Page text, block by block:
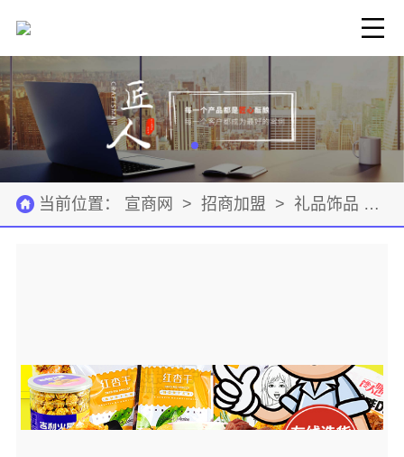
当前位置： 宣商网 > 招商加盟 > 礼品饰品 >